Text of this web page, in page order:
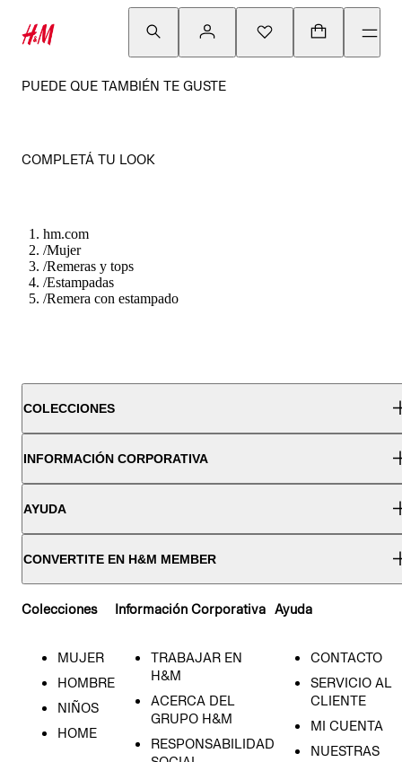
PUEDE QUE TAMBIÉN TE GUSTE
COMPLETÁ TU LOOK
hm.com
/Mujer
/Remeras y tops
/Estampadas
/Remera con estampado
COLECCIONES
INFORMACIÓN CORPORATIVA
AYUDA
CONVERTITE EN H&M MEMBER
Colecciones
MUJER
HOMBRE
NIÑOS
HOME
Información Corporativa
TRABAJAR EN
H&M
ACERCA DEL
GRUPO H&M
RESPONSABILIDAD
Ayuda
CONTACTO
SERVICIO AL
CLIENTE
MI CUENTA
NUESTRAS